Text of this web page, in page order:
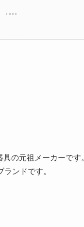
の元祖メーカーです。
ンドです。